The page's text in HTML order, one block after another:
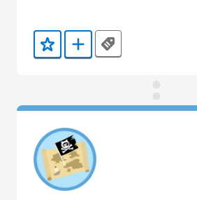
添加到收藏夹添加到 Trailmix
Tags